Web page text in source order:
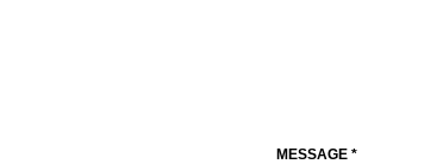
MESSAGE *